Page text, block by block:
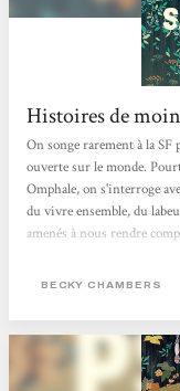
Histoires de
On songe rarement à la
ouverte sur le monde.
Omphale, on s'interroge
du vivre ensemble, du
amenés à nous rendre
comprendre l'empathie
BECKY CHAMBERS